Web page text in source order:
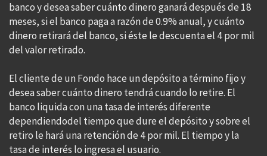
banco y desea saber cuánto dinero ganará después de 18
meses, si el banco paga a razón de 0.9% anual, y cuánto
dinero retirará del banco, si éste le descuenta el 4 por mil
del valor retirado.
El cliente de un Fondo hace un depósito a término fijo y
desea saber cuánto dinero tendrá cuando lo retire. El
banco liquida con una tasa de interés diferente
dependiendodel tiempo que dure el depósito y sobre el
retiro le hará una retención de 4 por mil. El tiempo y la
tasa de interés lo ingresa el usuario.